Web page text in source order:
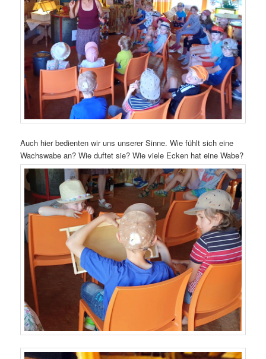
Auch hier bedienten wir uns unserer Sinne. Wie fühlt sich eine
Wachswabe an? Wie duftet sie? Wie viele Ecken hat eine Wabe?